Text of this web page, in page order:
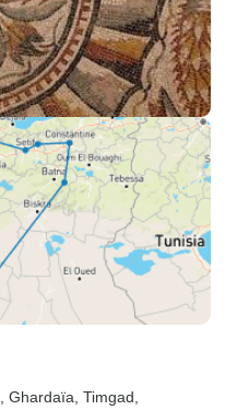
, Ghardaïa , Timgad